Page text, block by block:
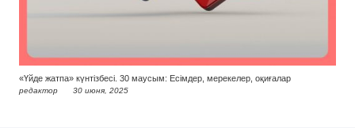
«Үйде жатпа» күнтізбесі. 30 маусым: Есімдер, мерекелер, оқиғалар
редактор 30 июня, 2025